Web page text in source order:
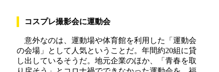
コスプレ撮影会に運動会
意外なのは、運動場や体育館を利用した「運動会
の会場」として人気ということだ。年間約20組に貸
し出しているそうだ。地元企業のほか、「青春を取